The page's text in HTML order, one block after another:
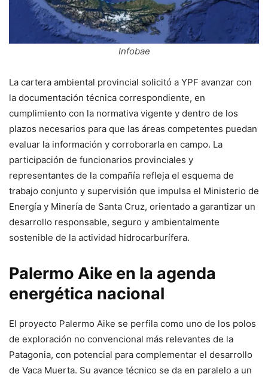
Infobae
La cartera ambiental provincial solicitó a YPF avanzar con
la documentación técnica correspondiente, en
cumplimiento con la normativa vigente y dentro de los
plazos necesarios para que las áreas competentes puedan
evaluar la información y corroborarla en campo. La
participación de funcionarios provinciales y
representantes de la compañía refleja el esquema de
trabajo conjunto y supervisión que impulsa el Ministerio de
Energía y Minería de Santa Cruz, orientado a garantizar un
desarrollo responsable, seguro y ambientalmente
sostenible de la actividad hidrocarburífera.
Palermo Aike en la agenda
energética nacional
El proyecto Palermo Aike se perfila como uno de los polos
de exploración no convencional más relevantes de la
Patagonia, con potencial para complementar el desarrollo
de Vaca Muerta. Su avance técnico se da en paralelo a un